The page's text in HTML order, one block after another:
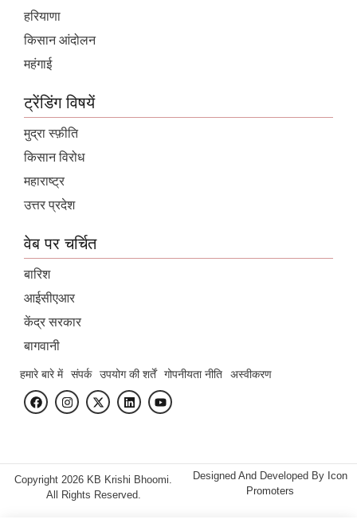
हरियाणा
किसान आंदोलन
महंगाई
ट्रेंडिंग विषयें
मुद्रा स्फ़ीति
किसान विरोध
महाराष्ट्र
उत्तर प्रदेश
वेब पर चर्चित
बारिश
आईसीएआर
केंद्र सरकार
बागवानी
हमारे बारे में संपर्क उपयोग की शर्तें गोपनीयता नीति अस्वीकरण
Copyright 2026 KB Krishi Bhoomi.
All Rights Reserved.
Designed And Developed By Icon
Promoters